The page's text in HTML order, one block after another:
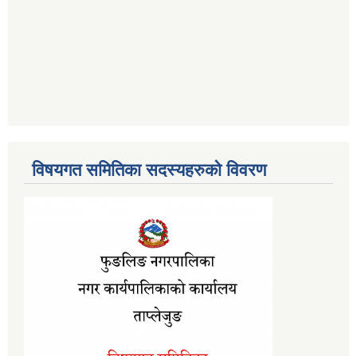
विषयगत समितिका सदस्यहरुको विवरण